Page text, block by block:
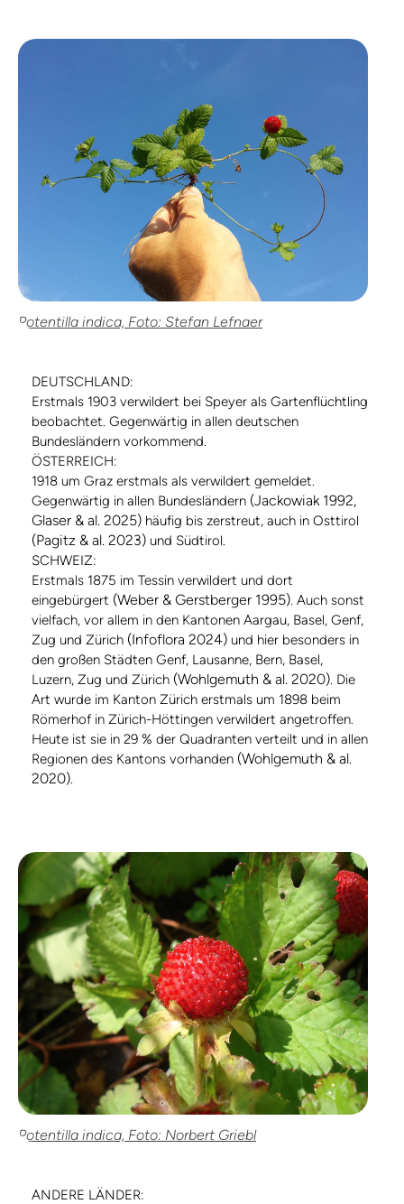
Potentilla indica, Foto: Stefan Lefnaer
DEUTSCHLAND:
Erstmals 1903 verwildert bei Speyer als Gartenflüchtling
beobachtet. Gegenwärtig in allen deutschen
Bundesländern vorkommend.
ÖSTERREICH:
1918 um Graz erstmals als verwildert gemeldet.
Gegenwärtig in allen Bundesländern (Jackowiak 1992,
Glaser & al. 2025) häufig bis zerstreut, auch in Osttirol
(Pagitz & al. 2023) und Südtirol.
SCHWEIZ:
Erstmals 1875 im Tessin verwildert und dort
eingebürgert (Weber & Gerstberger 1995) . Auch sonst
vielfach, vor allem in den Kantonen Aargau, Basel, Genf,
Zug und Zürich (Infoflora 2024) und hier besonders in
den großen Städten Genf, Lausanne, Bern, Basel,
Luzern, Zug und Zürich (Wohlgemuth & al. 2020) . Die
Art wurde im Kanton Zürich erstmals um 1898 beim
Römerhof in Zürich-Höttingen verwildert angetroffen.
Heute ist sie in 29 % der Quadranten verteilt und in allen
Regionen des Kantons vorhanden (Wohlgemuth & al.
2020)
Potentilla indica, Foto: Norbert Griebl
ANDERE LÄNDER: